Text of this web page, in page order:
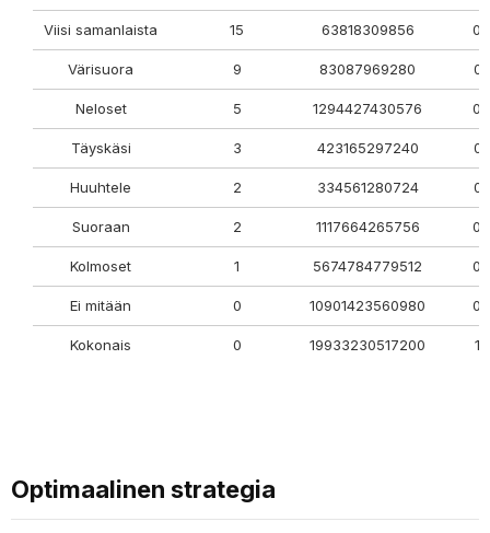
Viisi samanlaista 15 63818309856
Värisuora 9 83087969280
Neloset 5 1294427430576
Täyskäsi 3 423165297240
Huuhtele 2 334561280724
Suoraan 2 1117664265756
Kolmoset 1 5674784779512
Ei mitään 0 10901423560980
Kokonais 0 19933230517200
Optimaalinen strategia